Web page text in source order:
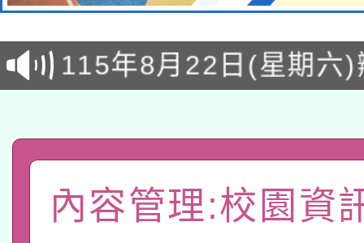
轉知經濟部水利署委託
業技術研究院辦理「
動」
115年8月22日(星期六
開 智慧啟航」
2026年桃園地景藝術
「2026桃園藝術巡演
關事宜
國立臺灣師範大學辦
函轉國家教育研究院中
內容管理:校園資